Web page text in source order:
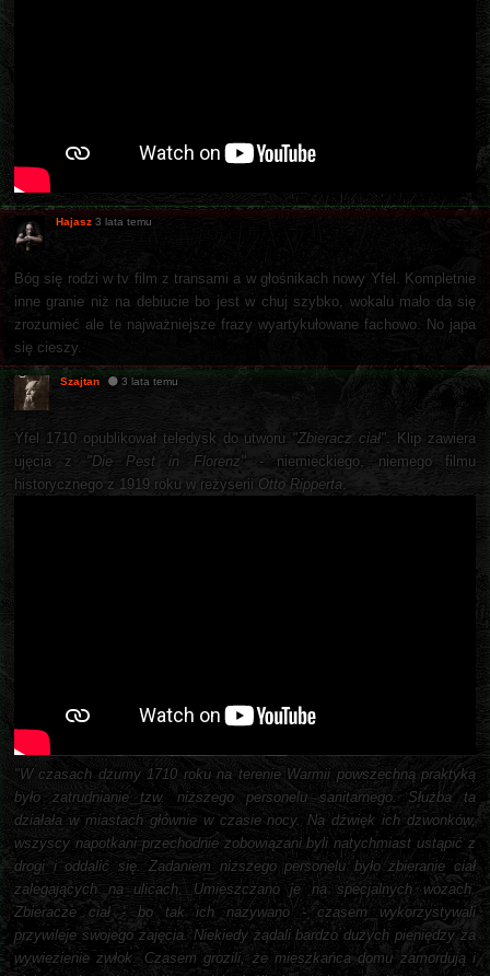
Hajasz 3 lata temu
Bóg się rodzi w tv film z transami a w głośnikach nowy Yfel. Kompletnie
inne granie niż na debiucie bo jest w chuj szybko, wokalu mało da się
zrozumieć ale te najważniejsze frazy wyartykułowane fachowo. No japa
się cieszy.
Szajtan 3 lata temu
Yfel 1710 opublikował teledysk do utworu "Zbieracz ciał". Klip zawiera
ujęcia z "Die Pest in Florenz"- niemieckiego, niemego filmu
historycznego z 1919 roku w reżyserii Otto Ripperta.
"W czasach dżumy 1710 roku na terenie Warmii powszechną praktyką
było zatrudnianie tzw. niższego personelu sanitarnego. Służba ta
działała w miastach głównie w czasie nocy. Na dźwięk ich dzwonków,
wszyscy napotkani przechodnie zobowiązani byli natychmiast ustąpić z
drogi i oddalić się. Zadaniem niższego personelu było zbieranie ciał
zalegających na ulicach. Umieszczano je na specjalnych wozach.
Zbieracze ciał - bo tak ich nazywano - czasem wykorzystywali
przywileje swojego zajęcia. Niekiedy żądali bardzo dużych pieniędzy za
wywiezienie zwłok. Czasem grozili, że mieszkańca domu zamordują i